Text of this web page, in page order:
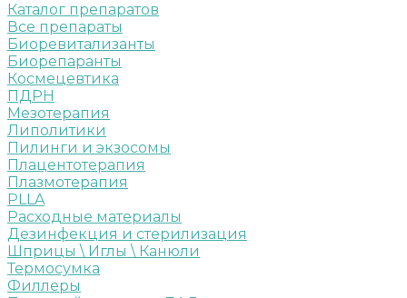
Каталог препаратов
Все препараты
Биоревитализанты
Биорепаранты
Космецевтика
ПДРН
Мезотерапия
Липолитики
Пилинги и экзосомы
Плацентотерапия
Плазмотерапия
PLLA
Расходные материалы
Дезинфекция и стерилизация
Шприцы \ Иглы \ Канюли
Термосумка
Филлеры